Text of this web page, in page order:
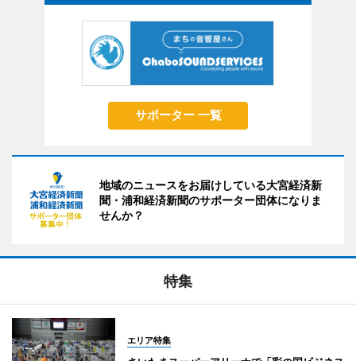
サポーター 一覧
地域のニュースをお届けしている大宮経済新
聞・浦和経済新聞のサポーター団体になりま
せんか？
特集
エリア特集